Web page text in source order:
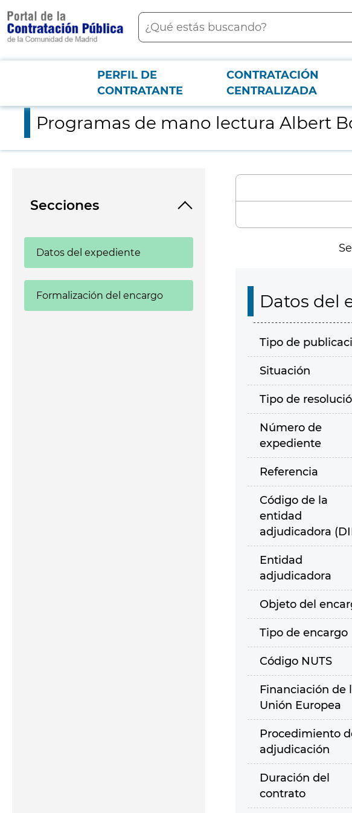
contenido
principal
Buscar
Menú PCON
PERFIL DE
CONTRATANTE
CONTRATACIÓN
CENTRALIZADA
Programas de mano lectura Albert Boadella. Teatros del Canal.
Programas de mano lectura Albert
Secciones
Datos del expediente
Formalización del encargo Datos del
Tipo de
Situación
Tipo de
Número de
expediente
Referencia
Código de la
entidad
adjudicadora
Entidad
adjudicadora
Objeto del
Tipo de encargo
Código NUTS
Financiación de
Unión Europea
Procedimiento
adjudicación
Duración del
contrato